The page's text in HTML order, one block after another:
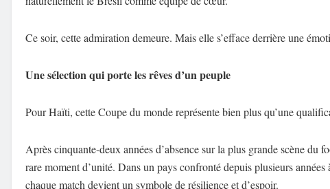
Ce soir, cette admiration demeure. Mais elle s’efface derrière une
Une sélection qui porte les rêves d’un peuple
Pour Haïti, cette Coupe du monde représente bien plus qu’une
Après cinquante-deux années d’absence sur la plus grande scène
rare moment d’unité. Dans un pays confronté depuis plusieurs
chaque match devient un symbole de résilience et d’espoir.